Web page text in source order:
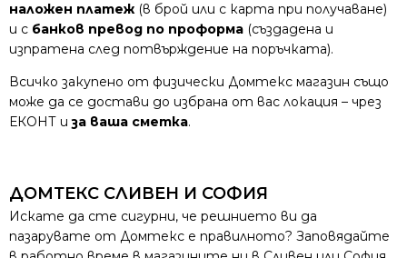
наложен платеж (в брой или с карта при получаване)
и с банков превод по проформа (създадена и
изпратена след потвърждение на поръчката).
Всичко закупено от физически Домтекс магазин също
може да се достави до избрана от вас локация – чрез
ЕКОНТ иза ваша сметка.
ДОМТЕКС СЛИВЕН И СОФИЯ
Искате да сте сигурни, че решнието ви да
пазарувате от Домтекс е правилното? Заповядайте